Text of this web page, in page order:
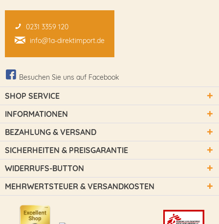
0231 3359 120
info@1a-direktimport.de
Besuchen Sie uns auf Facebook
SHOP SERVICE
INFORMATIONEN
BEZAHLUNG & VERSAND
SICHERHEITEN & PREISGARANTIE
WIDERRUFS-BUTTON
MEHRWERTSTEUER & VERSANDKOSTEN